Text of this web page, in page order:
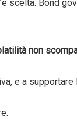
scelta. Bond
non
e a supportare